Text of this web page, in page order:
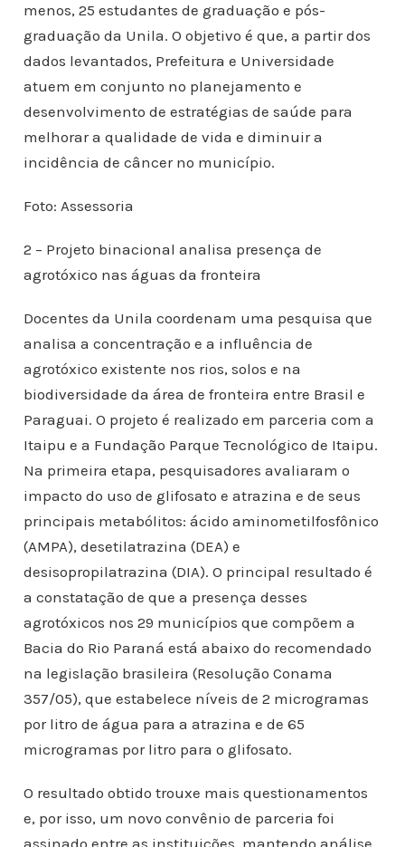
menos, 25 estudantes de graduação e pós-
graduação da Unila. O objetivo é que, a partir dos
dados levantados, Prefeitura e Universidade
atuem em conjunto no planejamento e
desenvolvimento de estratégias de saúde para
melhorar a qualidade de vida e diminuir a
incidência de câncer no município.
Foto: Assessoria
2 – Projeto binacional analisa presença de
agrotóxico nas águas da fronteira
Docentes da Unila coordenam uma pesquisa que
analisa a concentração e a influência de
agrotóxico existente nos rios, solos e na
biodiversidade da área de fronteira entre Brasil e
Paraguai. O projeto é realizado em parceria com a
Itaipu e a Fundação Parque Tecnológico de Itaipu.
Na primeira etapa, pesquisadores avaliaram o
impacto do uso de glifosato e atrazina e de seus
principais metabólitos: ácido aminometilfosfônico
(AMPA), desetilatrazina (DEA) e
desisopropilatrazina (DIA). O principal resultado é
a constatação de que a presença desses
agrotóxicos nos 29 municípios que compõem a
Bacia do Rio Paraná está abaixo do recomendado
na legislação brasileira (Resolução Conama
357/05), que estabelece níveis de 2 microgramas
por litro de água para a atrazina e de 65
microgramas por litro para o glifosato.
O resultado obtido trouxe mais questionamentos
e, por isso, um novo convênio de parceria foi
assinado entre as instituições, mantendo análise